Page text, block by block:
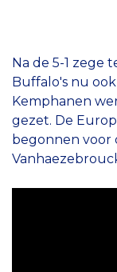
Na de 5-1 zege
Buffalo's nu
Kemphanen
gezet. De
begonnen voor